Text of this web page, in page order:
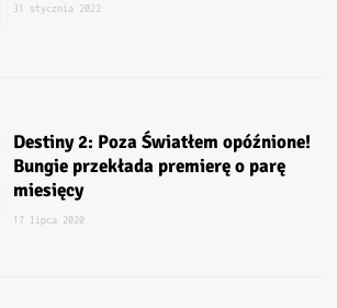
31 stycznia 2022
Destiny 2: Poza Światłem opóźnione!
Bungie przekłada premierę o parę
miesięcy
17 lipca 2020